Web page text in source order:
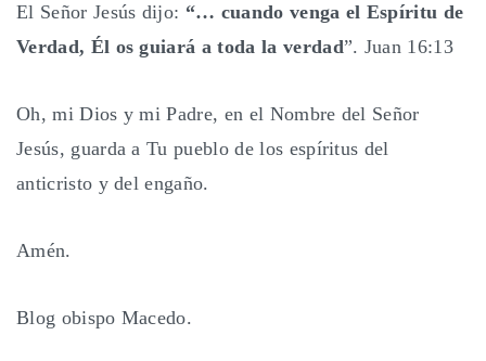
El Señor Jesús dijo: “… cuando venga el Espíritu de
Verdad, Él os guiará a toda la verdad”. Juan 16:13
Oh, mi Dios y mi Padre, en el Nombre del Señor
Jesús, guarda a Tu pueblo de los espíritus del
anticristo y del engaño.
Amén.
Blog obispo Macedo.